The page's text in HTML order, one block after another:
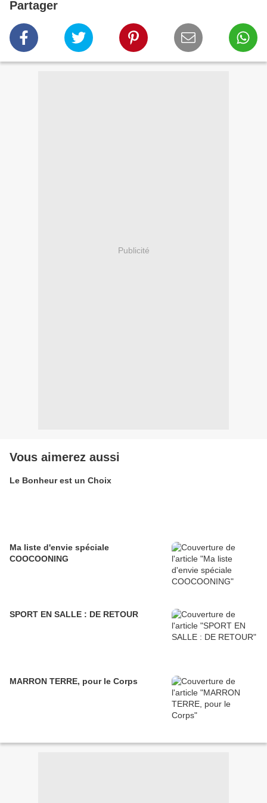
Partager
Publicité
Vous aimerez aussi
Le Bonheur est un Choix
Ma liste d'envie spéciale
COOCOONING
SPORT EN SALLE : DE RETOUR
MARRON TERRE, pour le Corps